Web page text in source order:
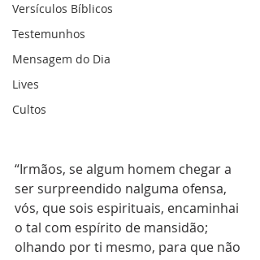
Versículos Bíblicos
Testemunhos
Mensagem do Dia
Lives
Cultos
“Irmãos, se algum homem chegar a
ser surpreendido nalguma ofensa,
vós, que sois espirituais, encaminhai
o tal com espírito de mansidão;
olhando por ti mesmo, para que não